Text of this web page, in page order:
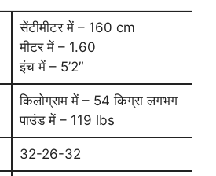
सेंटीमीटर में – 160 cm
मीटर में – 1.60
इंच में – 5’2″
किलोग्राम में – 54 किग्रा लगभग
पाउंड में – 119 lbs
32-26-32